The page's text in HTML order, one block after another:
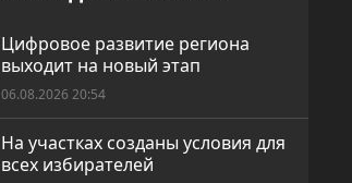
Цифровое развитие региона
выходит на новый этап
06.08.2026 20:54
На участках созданы условия для
всех избирателей